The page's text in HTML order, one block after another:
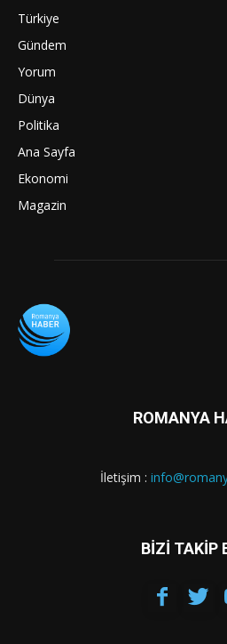
Türkiye
Gündem
Yorum
Dünya
Politika
Ana Sayfa
Ekonomi
Magazin
ROMANYA
İletişim :
BİZİ TAKİP